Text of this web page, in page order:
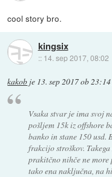
cool story bro.
kingsix
:: 14. sep 2017, 08:02
kakob je 13. sep 2017 ob 23:14
Vsaka stvar je ima svoj
pošljem 15k iz offshore
banko in stane 150 usd.
frakcijo stroškov.
prakitčno nihče ne
tako ena naključna, na